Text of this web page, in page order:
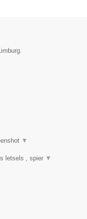
▼
letsels , spier ▼